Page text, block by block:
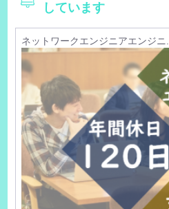
しています
ネットワークエンジニアエンジニ...